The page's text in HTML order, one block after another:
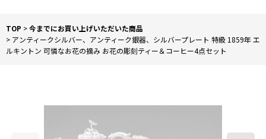
TOP >今までにお買い上げいただいた商品
> アンティークシルバー、アンティーク銀器、シルバープレート 特級 1859年 エ
ルキントン 可憐なお花の摘み お花の彫刻ティー＆コーヒー4点セット